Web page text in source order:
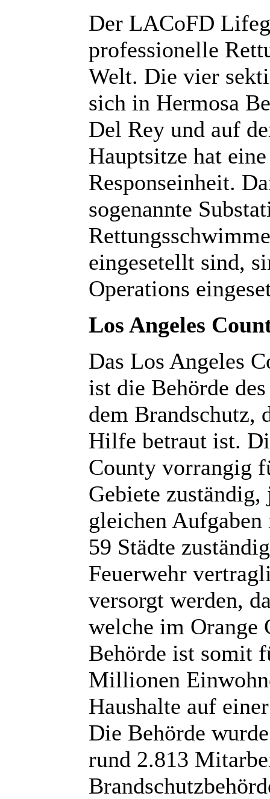
Der LACoFD
professionelle
Welt. Die vier
sich in Hermosa
Del Rey und auf
Hauptsitze hat
Responseinheit.
sogenannte
eingesetellt sind,
Operations
Los Angeles
Das Los Angeles
ist die Behörde
dem Brandschutz,
Hilfe betraut ist.
County vorrangig
Gebiete
gleichen
59 Städte
Feuerwehr
versorgt werden,
welche im Orange
Behörde ist somit
Millionen
Haushalte auf
Die Behörde
rund 2.813